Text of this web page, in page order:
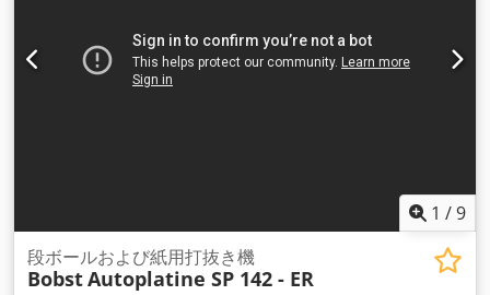
1 /9
段ボールおよび紙用打抜き機
BobstAutoplatine SP 142 - ER